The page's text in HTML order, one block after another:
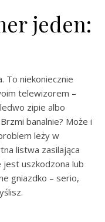
jeden:
To niekoniecznie
telewizorem –
zipie albo
banalnie? Może i
leży w
listwa zasilająca
uszkodzona lub
gniazdko – serio,